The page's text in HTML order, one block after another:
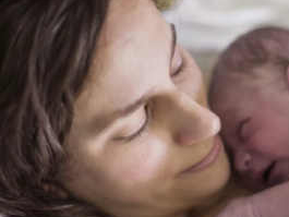
Anonymkode: 55806...201